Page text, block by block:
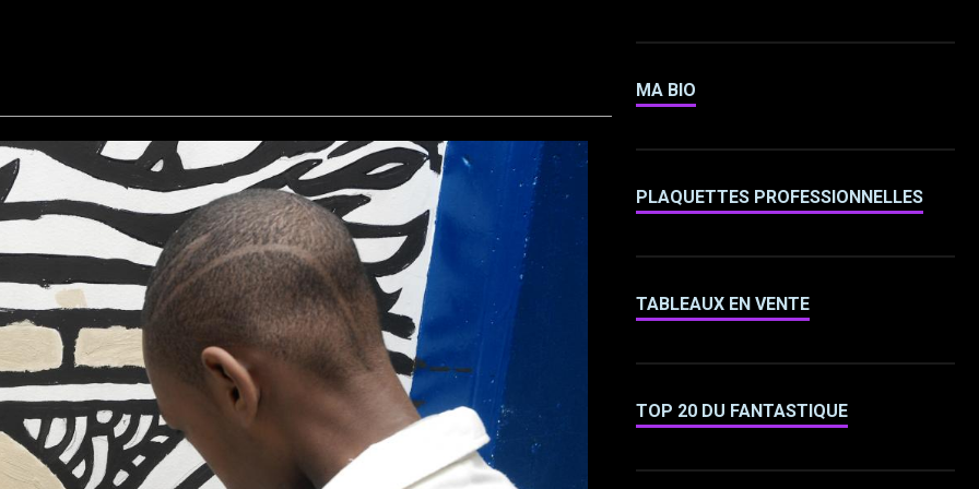
MA BIO
PLAQUETTES PROFESSIONNELLES
TABLEAUX EN VENTE
TOP 20 DU FANTASTIQUE